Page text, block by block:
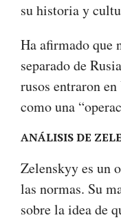
su historia y
Ha afirmado que
separado de
rusos entraron
como una
ANÁLISIS DE
Zelenskyy es un
las normas. Su
sobre la idea de